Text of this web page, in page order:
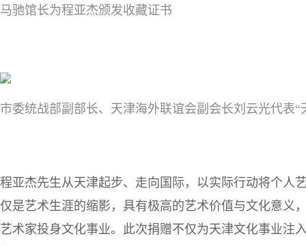
马驰馆长为程亚杰颁发收藏证书
市委统战部副部长、天津海外联谊会副会长刘云光代表
程亚杰先生从天津起步、走向国际，以实际行动将个人
仅是艺术生涯的缩影，具有极高的艺术价值与文化意义
艺术家投身文化事业。此次捐赠不仅为天津文化事业注